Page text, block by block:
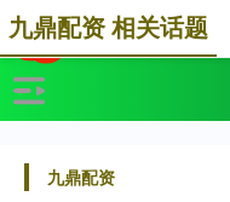
九鼎配资
九鼎配资 相关话题